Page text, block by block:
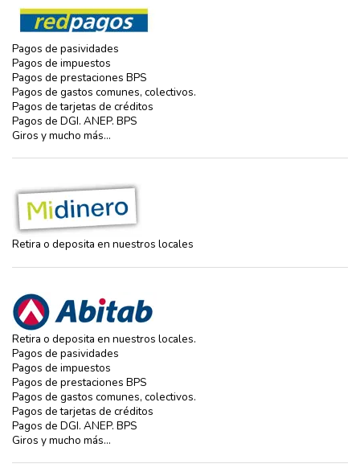
Pagos de pasividades
Pagos de impuestos
Pagos de prestaciones BPS
Pagos de gastos comunes, colectivos.
Pagos de tarjetas de créditos
Pagos de DGI. ANEP. BPS
Giros y mucho más…
Retira o deposita en nuestros locales
Retira o deposita en nuestros locales.
Pagos de pasividades
Pagos de impuestos
Pagos de prestaciones BPS
Pagos de gastos comunes, colectivos.
Pagos de tarjetas de créditos
Pagos de DGI. ANEP. BPS
Giros y mucho más…